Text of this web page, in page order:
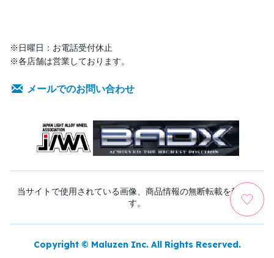
※日曜日：お電話受付休止
※各店舗は営業しております。
メールでのお問い合わせ
当サイトで使用されている画像、商品情報の無断転載を禁じま
す。
Copyright © Maluzen Inc. All Rights Reserved.